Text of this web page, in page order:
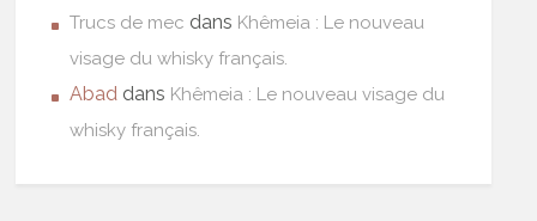
Trucs de mec dans Khêmeia : Le nouveau
visage du whisky français.
Abad dans Khêmeia : Le nouveau visage du
whisky français.